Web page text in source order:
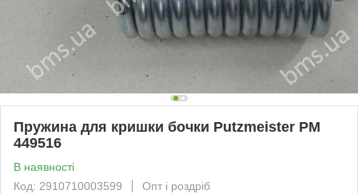
Пружина для кришки бочки Putzmeister РМ
449516
В наявності
Код: 2910710003599
Опт і роздріб